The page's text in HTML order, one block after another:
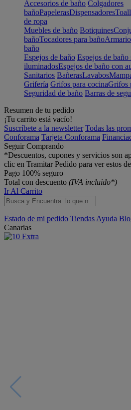
Accesorios de baño Colgadores
bañoPapelerasDispensadores
de ropa
Muebles de baño Botiquines
bañoTocadores para baño
baño
Espejos de baño Espejos de
iluminadosEspejos de baño con
Sanitarios BañerasLavabos
Grifería Grifos para cocinaGrifos
Seguridad de baño Barras de
Resumen de tu pedido
¡Tu carrito está vacío!
Suscríbete a la newsletter Todas las
Conforama Tarjeta Conforama
Seguir Comprando
*Descuentos, cupones y servicios son
clic en Tramitar Pedido para ver estos
Pago 100% seguro
Total con descuento (IVA incluido*)
Ir Al Carrito
Estado de mi pedido Tiendas Ayuda
Canarias